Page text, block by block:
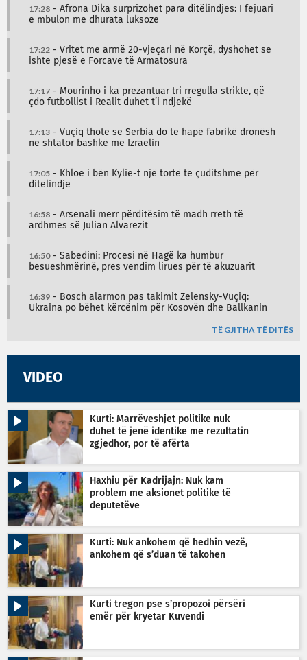
17:28 - Afrona Dika surprizohet para ditëlindjes: I fejuari
e mbulon me dhurata luksoze
17:22 - Vritet me armë 20-vjeçari në Korçë, dyshohet se
ishte pjesë e Forcave të Armatosura
17:17 - Mourinho i ka prezantuar tri rregulla strikte, që
çdo futbollist i Realit duhet t’i ndjekë
17:13 - Vuçiq thotë se Serbia do të hapë fabrikë dronësh
në shtator bashkë me Izraelin
17:05 - Khloe i bën Kylie-t një tortë të çuditshme për
ditëlindje
16:58 - Arsenali merr përditësim të madh rreth të
ardhmes së Julian Alvarezit
16:50- Sabedini: Procesi në Hagë ka humbur
besueshmërinë, pres vendim lirues për të akuzuarit
16:39 - Bosch alarmon pas takimit Zelensky-Vuçiq:
Ukraina po bëhet kërcënim për Kosovën dhe Ballkanin
TË GJITHA TË DITËS
VIDEO
Kurti: Marrëveshjet politike nuk
duhet të jenë identike me rezultatin
zgjedhor, por të afërta
Haxhiu për Kadrijajn: Nuk kam
problem me aksionet politike të
deputetëve
Kurti: Nuk ankohem që hedhin vezë,
ankohem që s’duan të takohen
Kurti tregon pse s’propozoi përsëri
emër për kryetar Kuvendi